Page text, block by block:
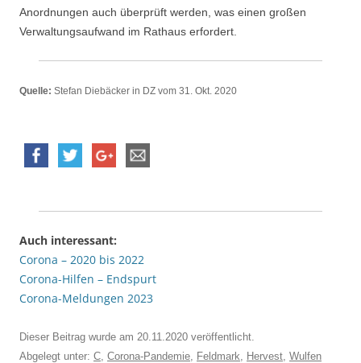
Anordnungen auch überprüft werden, was einen großen
Verwaltungsaufwand im Rathaus erfordert.
Quelle: Stefan Diebäcker in DZ vom 31. Okt. 2020
Auch interessant:
Corona – 2020 bis 2022
Corona-Hilfen – Endspurt
Corona-Meldungen 2023
Dieser Beitrag wurde am 20.11.2020 veröffentlicht.
Abgelegt unter: C Corona-Pandemie Feldmark Hervest Wulfen